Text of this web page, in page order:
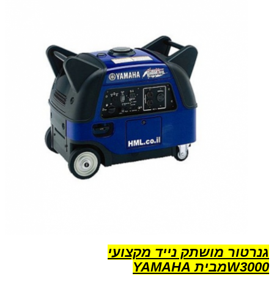
גנרטור מושתק נייד מקצועי
3000
Wמבית YAMAHA